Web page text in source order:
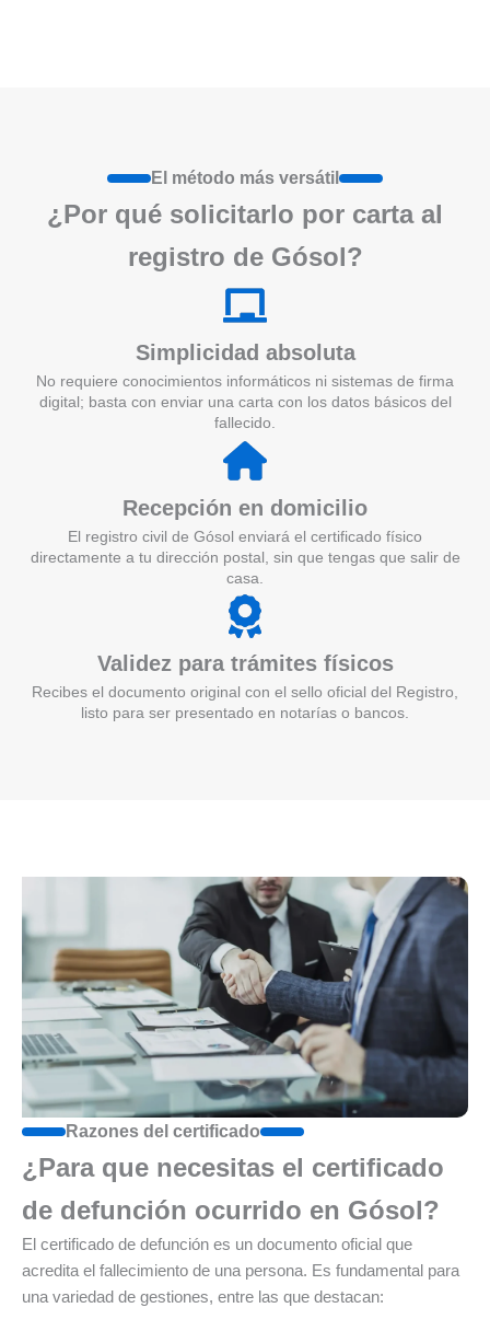
El método más versátil
¿Por qué solicitarlo por carta al
registro de Gósol?
Simplicidad absoluta
No requiere conocimientos informáticos ni sistemas de firma
digital; basta con enviar una carta con los datos básicos del
fallecido.
Recepción en domicilio
El registro civil de Gósol enviará el certificado físico
directamente a tu dirección postal, sin que tengas que salir de
casa.
Validez para trámites físicos
Recibes el documento original con el sello oficial del Registro,
listo para ser presentado en notarías o bancos.
Razones del certificado
¿Para que necesitas el certificado
de defunción ocurrido en Gósol?
El certificado de defunción es un documento oficial que
acredita el fallecimiento de una persona. Es fundamental para
una variedad de gestiones, entre las que destacan: